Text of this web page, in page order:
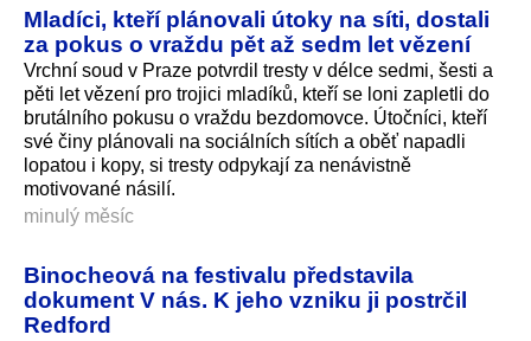
Mladíci, kteří plánovali útoky na síti, dostali
za pokus o vraždu pět až sedm let vězení
Vrchní soud v Praze potvrdil tresty v délce sedmi, šesti a
pěti let vězení pro trojici mladíků, kteří se loni zapletli do
brutálního pokusu o vraždu bezdomovce. Útočníci, kteří
své činy plánovali na sociálních sítích a oběť napadli
lopatou i kopy, si tresty odpykají za nenávistně
motivované násilí.
minulý měsíc
Binocheová na festivalu představila
dokument V nás. K jeho vzniku ji postrčil
Redford